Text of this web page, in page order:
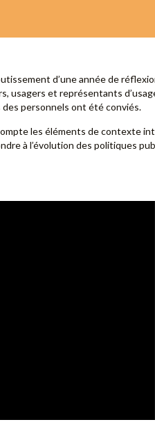
d’une année de
usagers et représentants
personnels ont été conviés.
les éléments de contexte
à l’évolution des politiques